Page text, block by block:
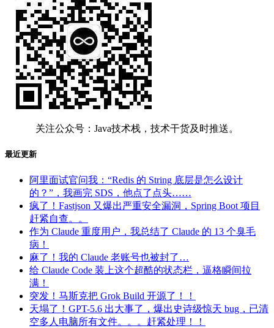
关注公众号：Java技术栈，技术干货及时推送。
最近更新
阿里面试官问我：“Redis 的 String 底层是怎么设计
的？”，我画完 SDS，他点了点头……
疯了！Fastjson 又爆出严重安全漏洞，Spring Boot 项目
赶紧自查。。
作为 Claude 重度用户，我总结了 Claude 的 13 个臭毛
病！
麻了！我的 Claude 老账号也被封了…
给 Claude Code 装上这个超酷的状态栏，逼格瞬间拉
满！
突发！马斯克把 Grok Build 开源了！！
天塌了！GPT-5.6 出大事了，爆出史诗级惊天 bug，已清
空多人电脑所有文件。。。赶紧处理！！